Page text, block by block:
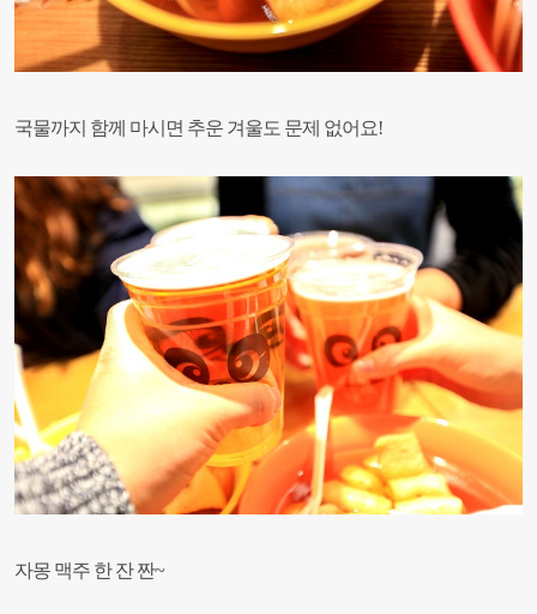
국물까지 함께 마시면 추운 겨울도 문제 없어요!
자몽 맥주 한 잔 짠~